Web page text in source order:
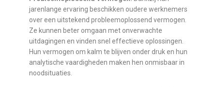
jarenlange ervaring beschikken oudere werknemers
over een uitstekend probleemoplossend vermogen.
Ze kunnen beter omgaan met onverwachte
uitdagingen en vinden snel effectieve oplossingen.
Hun vermogen om kalm te blijven onder druk en hun
analytische vaardigheden maken hen onmisbaar in
noodsituaties.